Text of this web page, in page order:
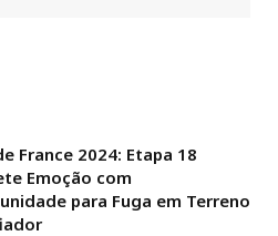
France 2024: Etapa 18
Emoção com
para Fuga em Terreno